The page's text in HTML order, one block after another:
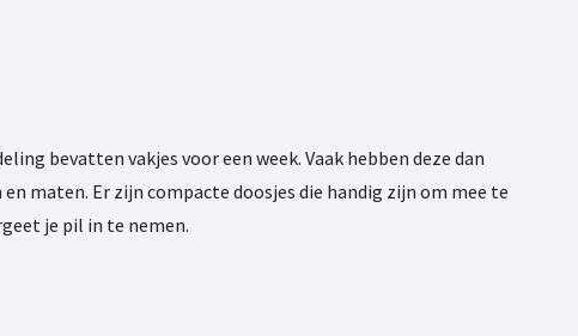
bevatten vakjes voor een week. Vaak hebben deze dan
maten. Er zijn compacte doosjes die handig zijn om mee te
je pil in te nemen.